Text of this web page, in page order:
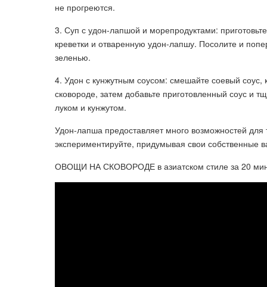
не прогреются.
3. Суп с удон-лапшой и морепродуктами:
креветки и отваренную удон-лапшу. Посолите и
зеленью.
4. Удон с кунжутным соусом: смешайте соевый
сковороде, затем добавьте приготовленный соус
луком и кунжутом.
Удон-лапша предоставляет много возможностей
экспериментируйте, придумывая свои
ОВОЩИ НА СКОВОРОДЕ в азиатском стиле за 20